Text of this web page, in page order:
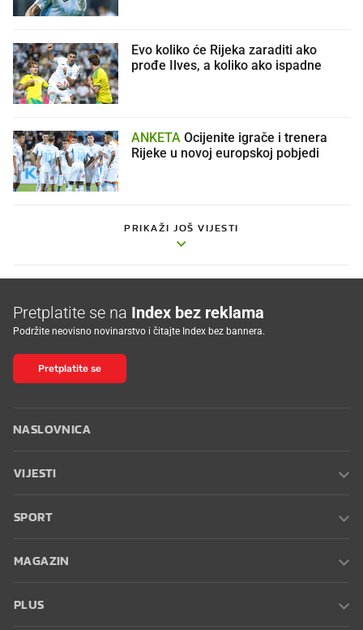
Evo koliko će Rijeka zaraditi ako
prođe Ilves, a koliko ako ispadne
ANKETA
Rijeke u novoj europskoj pobjedi
PRIKAŽI JOŠ VIJESTI
Pretplatite se na Index bez reklama
Podržite neovisno novinarstvo i čitajte Index bez bannera.
Pretplatite se
NASLOVNICA
VIJESTI
SPORT
MAGAZIN
PLUS